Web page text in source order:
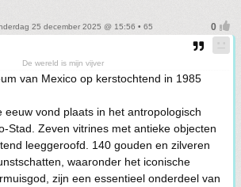
25 december 2025 @ 15:56 • 65
De wereld is mijn vijver
van Mexico op kerstochtend in 1985
eeuw vond plaats in het antropologisch
Stad. Zeven vitrines met antieke objecten
leeggeroofd. 140 gouden en zilveren
waaronder het iconische
zijn een essentieel onderdeel van